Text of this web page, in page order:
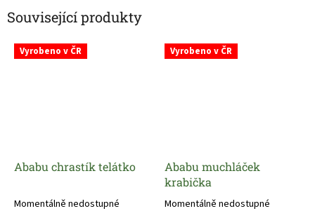
Související produkty
Vyrobeno v ČR
Ababu chrastík telátko
Momentálně nedostupné
Vyrobeno v ČR
Ababu muchláček
krabička
Momentálně nedostupné